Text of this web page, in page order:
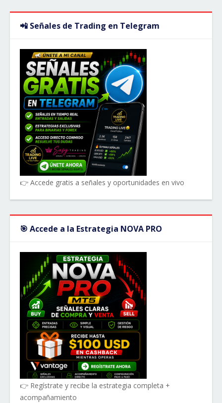
📲 Señales de Trading en Telegram
👉 Accede gratis a señales y oportunidades en vivo
🎯 Accede a la Estrategia NOVA PRO
👉 Regístrate y recibe la estrategia completa +
acompañamiento